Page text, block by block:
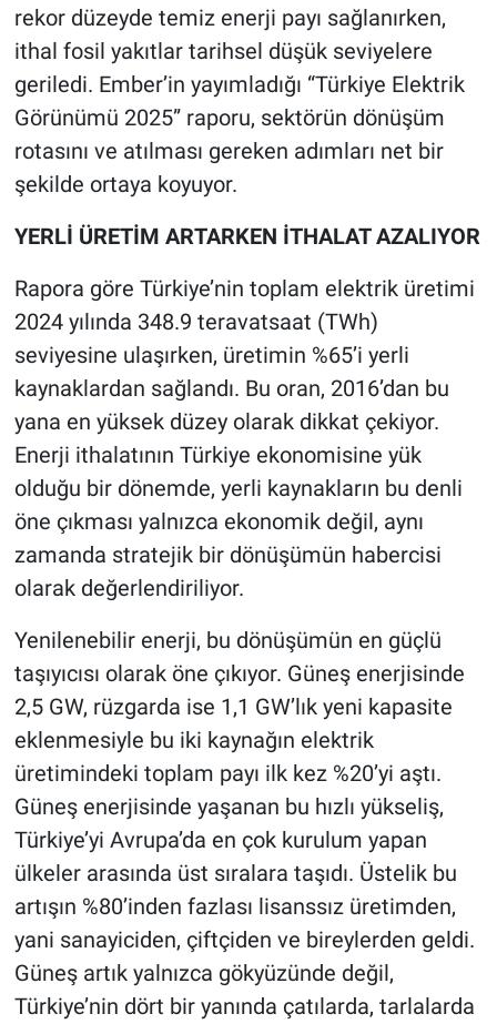
rekor düzeyde temiz enerji payı sağlanırken,
ithal fosil yakıtlar tarihsel düşük seviyelere
geriledi. Ember’in yayımladığı “Türkiye Elektrik
Görünümü 2025” raporu, sektörün dönüşüm
rotasını ve atılması gereken adımları net bir
şekilde ortaya koyuyor.
YERLİ ÜRETİM ARTARKEN İTHALAT AZALIYOR
Rapora göre Türkiye’nin toplam elektrik üretimi
2024 yılında 348.9 teravatsaat (TWh)
seviyesine ulaşırken, üretimin %65’i yerli
kaynaklardan sağlandı. Bu oran, 2016’dan bu
yana en yüksek düzey olarak dikkat çekiyor.
Enerji ithalatının Türkiye ekonomisine yük
olduğu bir dönemde, yerli kaynakların bu denli
öne çıkması yalnızca ekonomik değil, aynı
zamanda stratejik bir dönüşümün habercisi
olarak değerlendiriliyor.
Yenilenebilir enerji, bu dönüşümün en güçlü
taşıyıcısı olarak öne çıkıyor. Güneş enerjisinde
2,5 GW, rüzgarda ise 1,1 GW’lık yeni kapasite
eklenmesiyle bu iki kaynağın elektrik
üretimindeki toplam payı ilk kez %20’yi aştı.
Güneş enerjisinde yaşanan bu hızlı yükseliş,
Türkiye’yi Avrupa’da en çok kurulum yapan
ülkeler arasında üst sıralara taşıdı. Üstelik bu
artışın %80’inden fazlası lisanssız üretimden,
yani sanayiciden, çiftçiden ve bireylerden geldi.
Güneş artık yalnızca gökyüzünde değil,
Türkiye’nin dört bir yanında çatılarda, tarlalarda